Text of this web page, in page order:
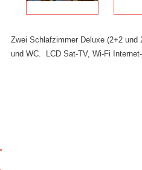
Zwei Schlafzimmer Deluxe (2+2
und WC. LCD Sat-TV, Wi-Fi